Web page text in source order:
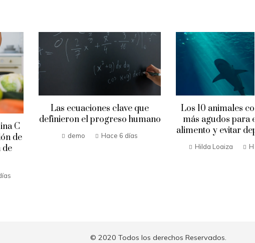
Las ecuaciones clave que
definieron el progreso humano
Hace 6 días
Los 10 animales con sentidos
más agudos para encontrar
alimento y evitar depredadores
Hace 6 días
© 2020 Todos los derechos Reservados.